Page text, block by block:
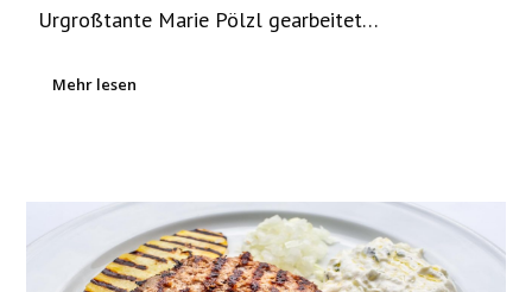
Urgroßtante Marie Pölzl gearbeitet…
Mehr lesen